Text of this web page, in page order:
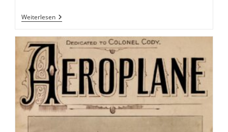
WeiterlesenLarkin
Poe
„Stealin“
Von
Grateful
Dead